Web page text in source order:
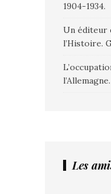
1904-1934.
Un éditeur
l’Histoire.
Les